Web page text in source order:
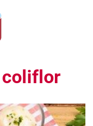
coliflor